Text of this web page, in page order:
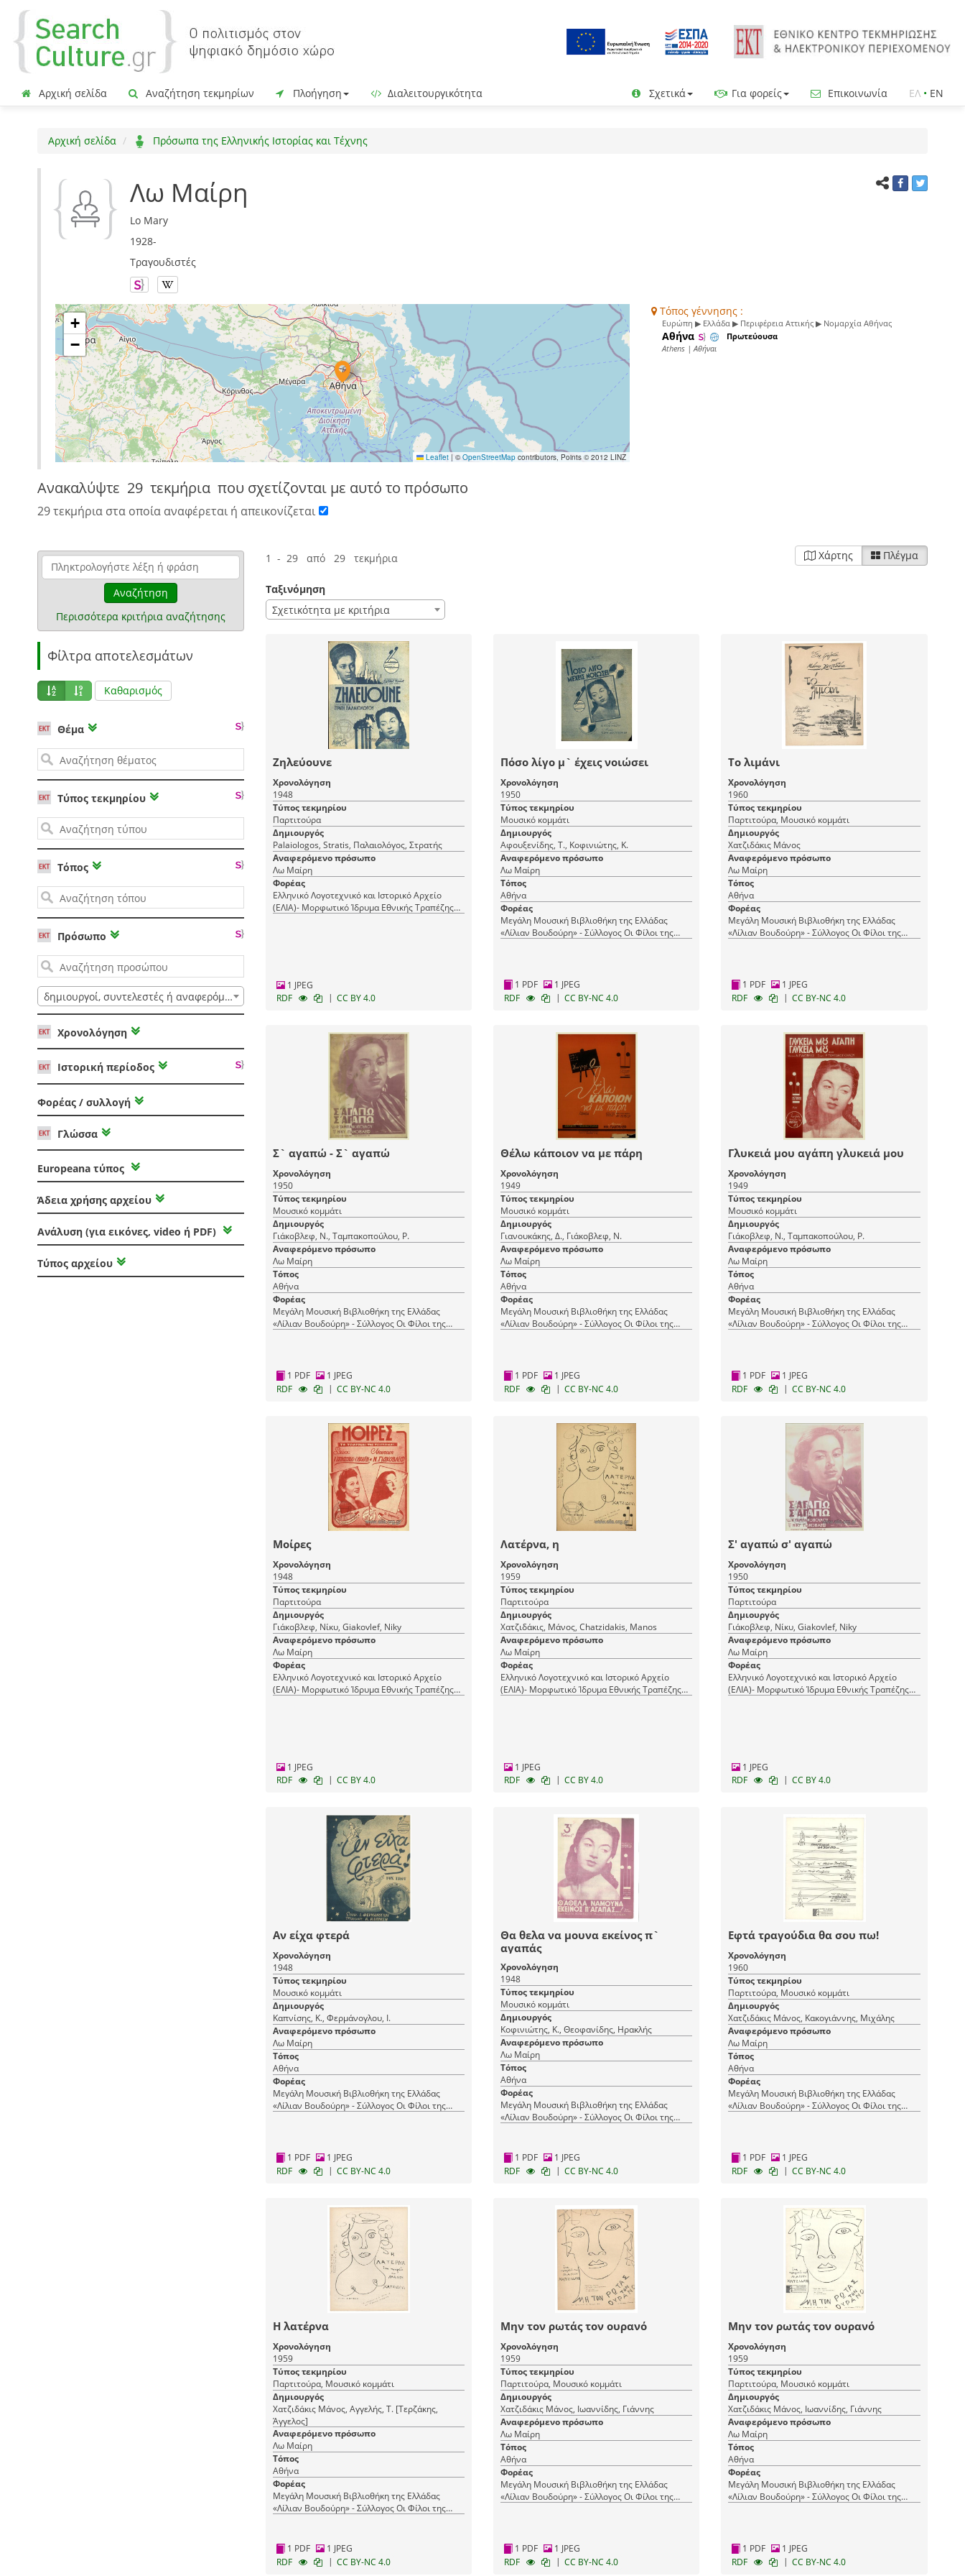
Αρχική σελίδα Αναζήτηση τεκμηρίων Πλοήγηση Διαλειτουργικότητα Σχετικά Για φορείς Επικοινωνία ΕΛ • EN
Αρχική σελίδα Πρόσωπα της Ελληνικής Ιστορίας και Τέχνης
Λω Μαίρη
Lo Mary
1928-
Τραγουδιστές
+
−
Leaflet | ©OpenStreetMap contributors, Points © 2012 LINZ
Τόπος γέννησης :
Ευρώπη ▶ Ελλάδα ▶ Περιφέρεια Αττικής ▶ Νομαρχία Αθήνας
Αθήνα Πρωτεύουσα
Athens | Αθήναι
Ανακαλύψτε 29 τεκμήρια που σχετίζονται με αυτό το πρόσωπο
29 τεκμήρια στα οποία αναφέρεται ή απεικονίζεται
Αναζήτηση
Περισσότερα κριτήρια αναζήτησης
Φίλτρα αποτελεσμάτων
Καθαρισμός
Θέμα
Τύπος τεκμηρίου
Τόπος
Πρόσωπο
δημιουργοί, συντελεστές ή αναφερόμενοι
Χρονολόγηση
Ιστορική περίοδος
Φορέας / συλλογή
Γλώσσα
Europeana τύπος
Άδεια χρήσης αρχείου
Ανάλυση (για εικόνες, video ή PDF)
Τύπος αρχείου
1 - 29 από 29 τεκμήρια Χάρτης Πλέγμα
Ταξινόμηση
Σχετικότητα με κριτήρια
Ζηλεύουνε
Χρονολόγηση
1948
Τύπος τεκμηρίου
Παρτιτούρα
Δημιουργός
Palaiologos, Stratis, Παλαιολόγος, Στρατής
Αναφερόμενο πρόσωπο
Λω Μαίρη
Φορέας
Ελληνικό Λογοτεχνικό και Ιστορικό Αρχείο
(ΕΛΙΑ)- Μορφωτικό Ίδρυμα Εθνικής Τραπέζης
1 JPEG
RDF
| CC BY 4.0
Πόσο λίγο μ` έχεις νοιώσει
Χρονολόγηση
1950
Τύπος τεκμηρίου
Μουσικό κομμάτι
Δημιουργός
Αφουξενίδης, Τ., Κοφινιώτης, Κ.
Αναφερόμενο πρόσωπο
Λω Μαίρη
Τόπος
Αθήνα
Φορέας
Μεγάλη Μουσική Βιβλιοθήκη της Ελλάδας
«Λίλιαν Βουδούρη» - Σύλλογος Οι Φίλοι της
1 PDF
1 JPEG
RDF
| CC BY-NC 4.0
Το λιμάνι
Χρονολόγηση
1960
Τύπος τεκμηρίου
Παρτιτούρα, Μουσικό κομμάτι
Δημιουργός
Χατζιδάκις Μάνος
Αναφερόμενο πρόσωπο
Λω Μαίρη
Τόπος
Αθήνα
Φορέας
Μεγάλη Μουσική Βιβλιοθήκη της Ελλάδας
«Λίλιαν Βουδούρη» - Σύλλογος Οι Φίλοι της
1 PDF
1 JPEG
RDF
| CC BY-NC 4.0
Σ` αγαπώ - Σ` αγαπώ
Χρονολόγηση
1950
Τύπος τεκμηρίου
Μουσικό κομμάτι
Δημιουργός
Γιάκοβλεφ, Ν., Ταμπακοπούλου, Ρ.
Αναφερόμενο πρόσωπο
Λω Μαίρη
Τόπος
Αθήνα
Φορέας
Μεγάλη Μουσική Βιβλιοθήκη της Ελλάδας
«Λίλιαν Βουδούρη» - Σύλλογος Οι Φίλοι της
1 PDF
1 JPEG
RDF
| CC BY-NC 4.0
Θέλω κάποιον να με πάρη
Χρονολόγηση
1949
Τύπος τεκμηρίου
Μουσικό κομμάτι
Δημιουργός
Γιανουκάκης, Δ., Γιάκοβλεφ, Ν.
Αναφερόμενο πρόσωπο
Λω Μαίρη
Τόπος
Αθήνα
Φορέας
Μεγάλη Μουσική Βιβλιοθήκη της Ελλάδας
«Λίλιαν Βουδούρη» - Σύλλογος Οι Φίλοι της
1 PDF
1 JPEG
RDF
| CC BY-NC 4.0
Γλυκειά μου αγάπη γλυκειά μου
Χρονολόγηση
1949
Τύπος τεκμηρίου
Μουσικό κομμάτι
Δημιουργός
Γιάκοβλεφ, Ν., Ταμπακοπούλου, Ρ.
Αναφερόμενο πρόσωπο
Λω Μαίρη
Τόπος
Αθήνα
Φορέας
Μεγάλη Μουσική Βιβλιοθήκη της Ελλάδας
«Λίλιαν Βουδούρη» - Σύλλογος Οι Φίλοι της
1 PDF
1 JPEG
RDF
| CC BY-NC 4.0
Μοίρες
Χρονολόγηση
1948
Τύπος τεκμηρίου
Παρτιτούρα
Δημιουργός
Γιάκοβλεφ, Νίκυ, Giakovlef, Niky
Αναφερόμενο πρόσωπο
Λω Μαίρη
Φορέας
Ελληνικό Λογοτεχνικό και Ιστορικό Αρχείο
(ΕΛΙΑ)- Μορφωτικό Ίδρυμα Εθνικής Τραπέζης
1 JPEG
RDF
| CC BY 4.0
Λατέρνα, η
Χρονολόγηση
1959
Τύπος τεκμηρίου
Παρτιτούρα
Δημιουργός
Χατζιδάκις, Μάνος, Chatzidakis, Manos
Αναφερόμενο πρόσωπο
Λω Μαίρη
Φορέας
Ελληνικό Λογοτεχνικό και Ιστορικό Αρχείο
(ΕΛΙΑ)- Μορφωτικό Ίδρυμα Εθνικής Τραπέζης
1 JPEG
RDF
| CC BY 4.0
Σ' αγαπώ σ' αγαπώ
Χρονολόγηση
1950
Τύπος τεκμηρίου
Παρτιτούρα
Δημιουργός
Γιάκοβλεφ, Νίκυ, Giakovlef, Niky
Αναφερόμενο πρόσωπο
Λω Μαίρη
Φορέας
Ελληνικό Λογοτεχνικό και Ιστορικό Αρχείο
(ΕΛΙΑ)- Μορφωτικό Ίδρυμα Εθνικής Τραπέζης
1 JPEG
RDF
| CC BY 4.0
Αν είχα φτερά
Χρονολόγηση
1948
Τύπος τεκμηρίου
Μουσικό κομμάτι
Δημιουργός
Καπνίσης, Κ., Φερμάνογλου, Ι.
Αναφερόμενο πρόσωπο
Λω Μαίρη
Τόπος
Αθήνα
Φορέας
Μεγάλη Μουσική Βιβλιοθήκη της Ελλάδας
«Λίλιαν Βουδούρη» - Σύλλογος Οι Φίλοι της
1 PDF
1 JPEG
RDF
| CC BY-NC 4.0
Θα θελα να μουνα εκείνος π`
αγαπάς
Χρονολόγηση
1948
Τύπος τεκμηρίου
Μουσικό κομμάτι
Δημιουργός
Κοφινιώτης, Κ., Θεοφανίδης, Ηρακλής
Αναφερόμενο πρόσωπο
Λω Μαίρη
Τόπος
Αθήνα
Φορέας
Μεγάλη Μουσική Βιβλιοθήκη της Ελλάδας
«Λίλιαν Βουδούρη» - Σύλλογος Οι Φίλοι της
1 PDF
1 JPEG
RDF
| CC BY-NC 4.0
Εφτά τραγούδια θα σου πω!
Χρονολόγηση
1960
Τύπος τεκμηρίου
Παρτιτούρα, Μουσικό κομμάτι
Δημιουργός
Χατζιδάκις Μάνος, Κακογιάννης, Μιχάλης
Αναφερόμενο πρόσωπο
Λω Μαίρη
Τόπος
Αθήνα
Φορέας
Μεγάλη Μουσική Βιβλιοθήκη της Ελλάδας
«Λίλιαν Βουδούρη» - Σύλλογος Οι Φίλοι της
1 PDF
1 JPEG
RDF
| CC BY-NC 4.0
Η λατέρνα
Χρονολόγηση
1959
Τύπος τεκμηρίου
Παρτιτούρα, Μουσικό κομμάτι
Δημιουργός
Χατζιδάκις Μάνος, Αγγελής, Τ. [Τερζάκης,
Άγγελος]
Αναφερόμενο πρόσωπο
Λω Μαίρη
Τόπος
Αθήνα
Φορέας
Μεγάλη Μουσική Βιβλιοθήκη της Ελλάδας
«Λίλιαν Βουδούρη» - Σύλλογος Οι Φίλοι της
1 PDF
1 JPEG
RDF
| CC BY-NC 4.0
Μην τον ρωτάς τον ουρανό
Χρονολόγηση
1959
Τύπος τεκμηρίου
Παρτιτούρα, Μουσικό κομμάτι
Δημιουργός
Χατζιδάκις Μάνος, Ιωαννίδης, Γιάννης
Αναφερόμενο πρόσωπο
Λω Μαίρη
Τόπος
Αθήνα
Φορέας
Μεγάλη Μουσική Βιβλιοθήκη της Ελλάδας
«Λίλιαν Βουδούρη» - Σύλλογος Οι Φίλοι της
1 PDF
1 JPEG
RDF
| CC BY-NC 4.0
Μην τον ρωτάς τον ουρανό
Χρονολόγηση
1959
Τύπος τεκμηρίου
Παρτιτούρα, Μουσικό κομμάτι
Δημιουργός
Χατζιδάκις Μάνος, Ιωαννίδης, Γιάννης
Αναφερόμενο πρόσωπο
Λω Μαίρη
Τόπος
Αθήνα
Φορέας
Μεγάλη Μουσική Βιβλιοθήκη της Ελλάδας
«Λίλιαν Βουδούρη» - Σύλλογος Οι Φίλοι της
1 PDF
1 JPEG
RDF
| CC BY-NC 4.0